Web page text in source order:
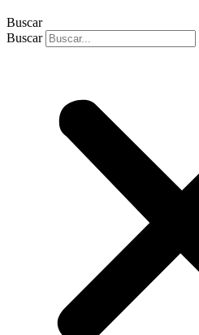
Buscar
Buscar